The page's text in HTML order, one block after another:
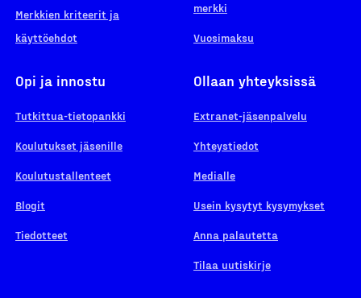
Merkkien kriteerit ja
käyttöehdot
merkki
Vuosimaksu
Opi ja innostu
Tutkittua-tietopankki
Koulutukset jäsenille
Koulutustallenteet
Blogit
Tiedotteet
Ollaan yhteyksissä
Extranet-jäsenpalvelu
Yhteystiedot
Medialle
Usein kysytyt kysymykset
Anna palautetta
Tilaa uutiskirje